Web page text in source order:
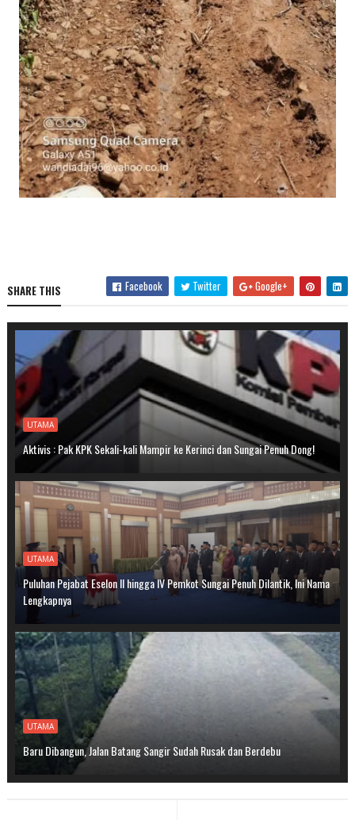
SHARE THIS Facebook Twitter Google+
UTAMA
Aktivis : Pak KPK Sekali-kali Mampir ke Kerinci dan Sungai Penuh Dong!
UTAMA
Puluhan Pejabat Eselon II hingga IV Pemkot Sungai Penuh Dilantik, Ini Nama
Lengkapnya
UTAMA
Baru Dibangun, Jalan Batang Sangir Sudah Rusak dan Berdebu